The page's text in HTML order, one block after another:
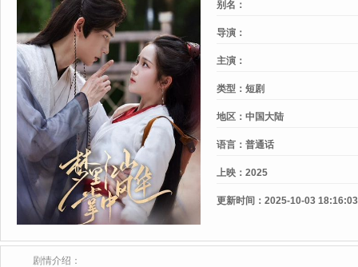
别名：
导演：
主演：
类型： 短剧
地区： 中国大陆
语言： 普通话
上映： 2025
更新时间： 2025-10-03 18:16:03
剧情介绍：